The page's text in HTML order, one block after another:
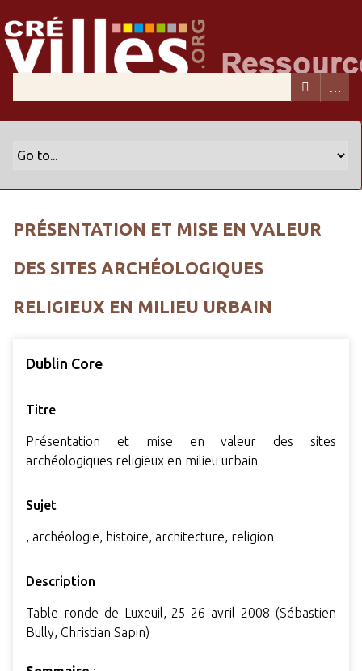
PRÉSENTATION ET MISE EN VALEUR
DES SITES ARCHÉOLOGIQUES
RELIGIEUX EN MILIEU URBAIN
Dublin Core
Titre
Présentation et mise en valeur des sites
archéologiques religieux en milieu urbain
Sujet
, archéologie, histoire, architecture, religion
Description
Table ronde de Luxeuil, 25-26 avril 2008 (Sébastien
Bully, Christian Sapin)